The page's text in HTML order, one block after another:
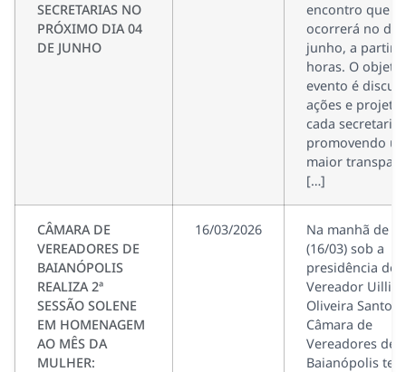
SECRETARIAS NO
PRÓXIMO DIA 04
DE JUNHO
encontro que
ocorrerá no dia
junho, a partir
horas. O
evento é
ações e
cada secretaria,
promovendo
maior
[…]
CÂMARA DE
VEREADORES DE
BAIANÓPOLIS
REALIZA 2ª
SESSÃO SOLENE
EM HOMENAGEM
AO MÊS DA
MULHER:
16/03/2026
Na manhã de
(16/03) sob a
presidência do
Vereador
Oliveira Santos,
Câmara de
Vereadores de
Baianópolis